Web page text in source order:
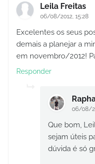
Leila Freitas
06/08/2012, 15:28
Excelentes os seus
demais a planejar a
em novembro/2012!
Responder
06/08/
Que bom,
sejam úteis
dúvida é só